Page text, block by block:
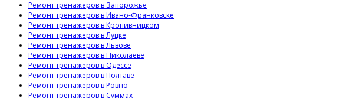
Ремонт тренажеров в Запорожье
Ремонт тренажеров в Ивано-Франковске
Ремонт тренажеров в Кропивницком
Ремонт тренажеров в Луцке
Ремонт тренажеров в Львове
Ремонт тренажеров в Николаеве
Ремонт тренажеров в Одессе
Ремонт тренажеров в Полтаве
Ремонт тренажеров в Ровно
Ремонт тренажеров в Суммах